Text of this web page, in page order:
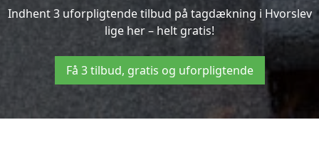
Indhent 3 uforpligtende tilbud på tagdækning i Hvorslev
lige her – helt gratis!
Få 3 tilbud, gratis og uforpligtende